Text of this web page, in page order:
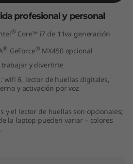
profesional y personal
® Core™ i7 de 11va generación
® GeForce® MX450 opcional
y divertirte
wifi 6, lector de huellas digitales,
y activación por voz
y el lector de huellas son opcionales;
la laptop pueden variar – colores